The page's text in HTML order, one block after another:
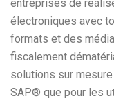
entreprises de
électroniques avec
formats et des
fiscalement
solutions sur
SAP® que pour les